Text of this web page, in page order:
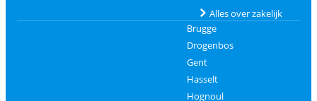
Alles over zakelijk
Brugge
Drogenbos
Gent
Hasselt
Hognoul